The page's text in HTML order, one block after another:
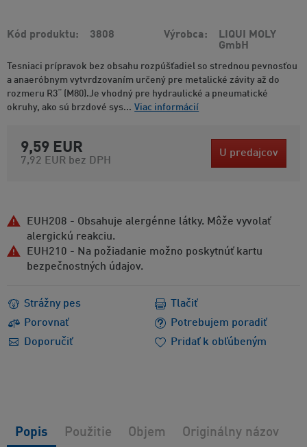
Kód produktu 3808 Výrobca
LIQUI MOLY
GmbH
Tesniaci prípravok bez obsahu rozpúšťadiel so strednou pevnosťou
a anaeróbnym vytvrdzovaním určený pre metalické závity až do
rozmeru R3“ (M80).Je vhodný pre hydraulické a pneumatické
okruhy, ako sú brzdové sys... Viac informácií
9,59 EUR
7,92 EUR bez DPH
U predajcov
EUH208 - Obsahuje alergénne látky. Môže vyvolať
alergickú reakciu.
EUH210 - Na požiadanie možno poskytnúť kartu
bezpečnostných údajov.
Strážny pes
Porovnať
Potrebujem poradiť
Doporučiť
Tlačiť
Pridať k obľúbeným
Popis Použitie Objem Originálny názov